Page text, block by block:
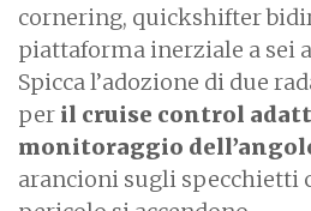
cornering, quickshifter
piattaforma inerziale a sei
Spicca l’adozione di due
per il cruise control
monitoraggio
arancioni sugli specchietti